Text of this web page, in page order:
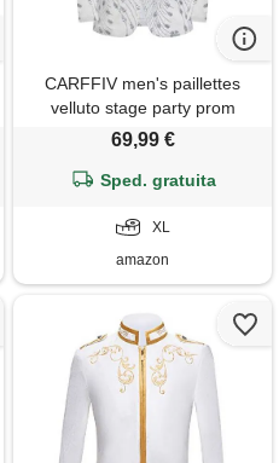
CARFFIV men's paillettes
velluto stage party prom
wedding dinner symmetry suit
69,99 €
Sped. gratuita
XL
amazon